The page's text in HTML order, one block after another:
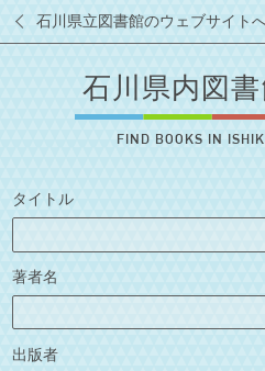
石川県立図書館のウェブサイト
石川県内図
FIND BOOKS IN
タイトル
著者名
出版者